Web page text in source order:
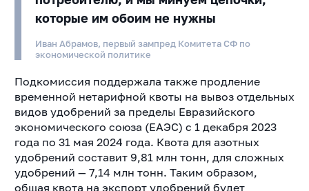
которые им обоим не нужны
Иван Абрамов, первый зампред Комитета СФ по
экономической политике
Подкомиссия поддержала также продление
временной нетарифной квоты на вывоз отдельных
видов удобрений за пределы Евразийского
экономического союза (ЕАЭС) с 1 декабря 2023
года по 31 мая 2024 года. Квота для азотных
удобрений составит 9,81 млн тонн, для сложных
удобрений — 7,14 млн тонн. Таким образом,
общая квота на экспорт удобрений будет